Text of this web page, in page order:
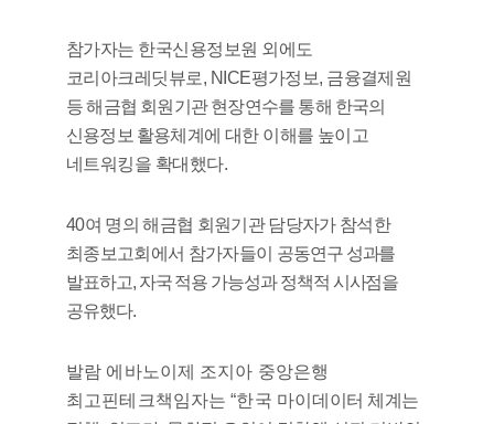
참가자는 한국신용정보원 외에도
코리아크레딧뷰로, NICE평가정보, 금융결제원
등 해금협 회원기관 현장연수를 통해 한국의
신용정보 활용체계 에 대한 이해를 높이고
네트워킹을 확대했다.
40여 명의 해금협 회원기관 담당자가 참석한
최종보고회에서 참가자들이 공동연구 성과를
발표하고, 자국 적용 가능성과 정책적 시사점을
공유했다.
발람 에바노이제 조지아 중앙은행
최고핀테크책임자는“한국 마이데 이터 체계는